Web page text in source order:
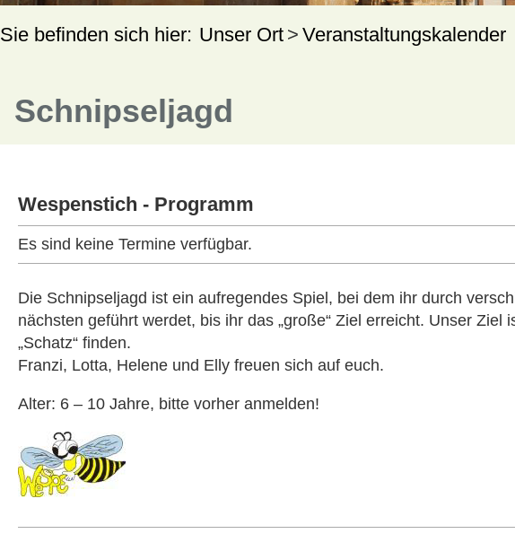
Unser Ort Veranstaltungskalender
Schnipseljagd
Wespenstich - Programm
Es sind keine Termine verfügbar.
Die Schnipseljagd ist ein aufregendes Spiel, bei dem ihr durch
nächsten geführt werdet, bis ihr das „große“ Ziel erreicht. Unser
„Schatz“ finden.
Franzi, Lotta, Helene und Elly freuen sich auf euch.
Alter: 6 – 10 Jahre, bitte vorher anmelden!